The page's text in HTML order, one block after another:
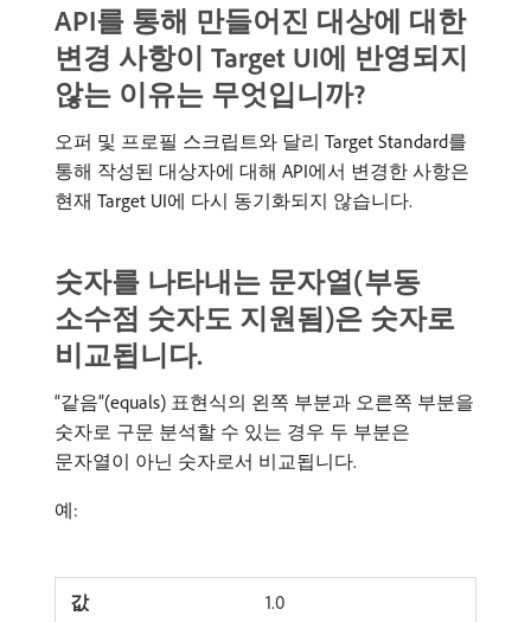
API를 통해 만들어진 대상에 대한
변경 사항이 Target UI에 반영되지
않는 이유는 무엇입니까?
오퍼 및 프로필 스크립트와 달리 Target Standard를
통해 작성된 대상자에 대해 API에서 변경한 사항은
현재 Target UI에 다시 동기화되지 않습니다.
숫자를 나타내는 문자열(부동
소수점 숫자도 지원됨)은 숫자로
비교됩니다.
“같음”(equals) 표현식의 왼쪽 부분과 오른쪽 부분을
숫자로 구문 분석할 수 있는 경우 두 부분은
문자열이 아닌 숫자로서 비교됩니다.
예:
1.0